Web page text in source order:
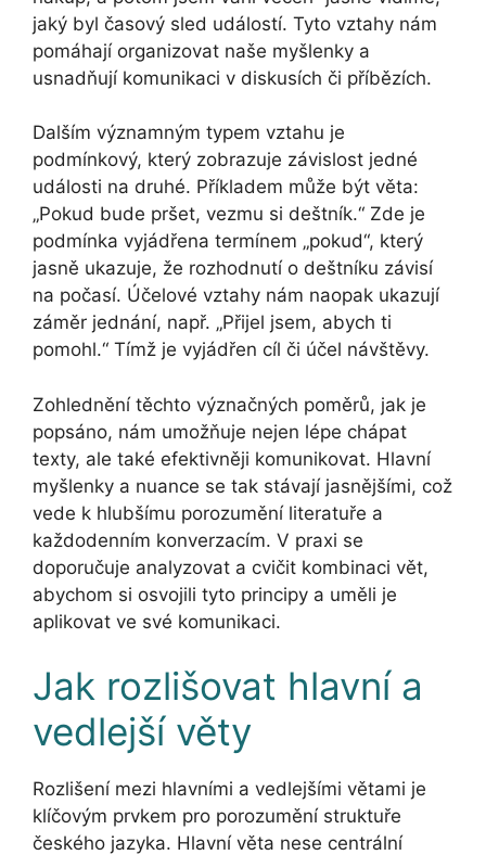
jaký byl časový sled událostí. Tyto vztahy nám
pomáhají organizovat naše myšlenky a
usnadňují komunikaci v diskusích či příbězích.
Dalším významným typem vztahu je
podmínkový, který zobrazuje závislost jedné
události na druhé. Příkladem může být věta:
„Pokud bude pršet, vezmu si deštník.“ Zde je
podmínka vyjádřena termínem „pokud“, který
jasně ukazuje, že rozhodnutí o deštníku závisí
na počasí. Účelové vztahy nám naopak ukazují
záměr jednání, např. „Přijel jsem, abych ti
pomohl.“ Tímž je vyjádřen cíl či účel návštěvy.
Zohlednění těchto význačných poměrů, jak je
popsáno, nám umožňuje nejen lépe chápat
texty, ale také efektivněji komunikovat. Hlavní
myšlenky a nuance se tak stávají jasnějšími, což
vede k hlubšímu porozumění literatuře a
každodenním konverzacím. V praxi se
doporučuje analyzovat a cvičit kombinaci vět,
abychom si osvojili tyto principy a uměli je
aplikovat ve své komunikaci.
Jak rozlišovat hlavní a
vedlejší věty
Rozlišení mezi hlavními a vedlejšími větami je
klíčovým prvkem pro porozumění struktuře
českého jazyka. Hlavní věta nese centrální